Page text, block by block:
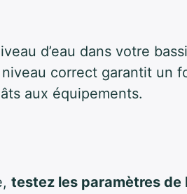
d’eau dans votre
niveau correct garantit un
aux équipements.
testez les paramètres de